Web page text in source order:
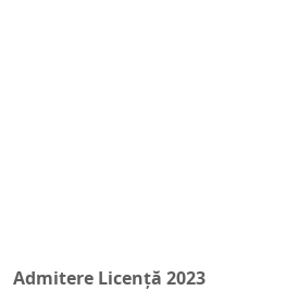
Admitere Licență 2023